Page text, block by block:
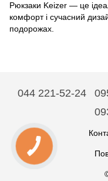
Рюкзаки Keizer — це
комфорт і сучасний
подорожах.
044 221-52-24